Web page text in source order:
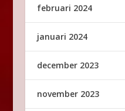
februari 2024
januari 2024
december 2023
november 2023